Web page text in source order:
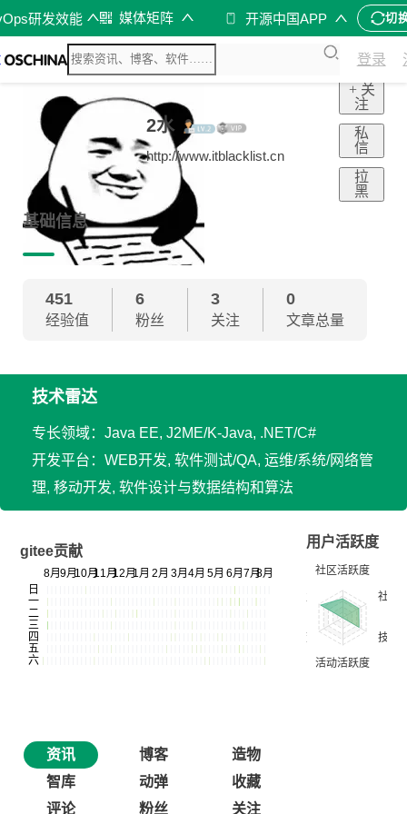
研发效能 媒体矩阵 开源中国APP 切
登录
2水
http://www.itblacklist.cn
+ 关
注
私
信
拉
黑
基础信息
451
经验值
6
粉丝
3
关注
0
文章总量
技术雷达
专长领域：Java EE, J2ME/K-Java, .NET/C#
开发平台：WEB开发, 软件测试/QA, 运维/系统/网络管
理, 移动开发, 软件设计与数据结构和算法
gitee贡献
用户活跃度
资讯 博客
造物
智库
动弹
收藏
评论
粉丝 关注